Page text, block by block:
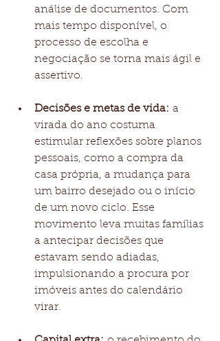
análise de documentos. Com
mais tempo disponível, o
processo de escolha e
negociação se torna mais ágil e
assertivo.
Decisões e metas de vida: a
virada do ano costuma
estimular reflexões sobre planos
pessoais, como a compra da
casa própria, a mudança para
um bairro desejado ou o início
de um novo ciclo. Esse
movimento leva muitas famílias
a antecipar decisões que
estavam sendo adiadas,
impulsionando a procura por
imóveis antes do calendário
virar.